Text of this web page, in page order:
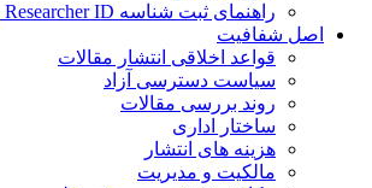
راهنمای ثبت شناسه Researcher ID و ثبت داوری
شفافیت
قواعد اخلاقی انتشار مقالات
سیاست دسترسی آزاد
روند بررسی مقالات
ساختار اداری
هزینه های انتشار
مالکیت و مدیریت